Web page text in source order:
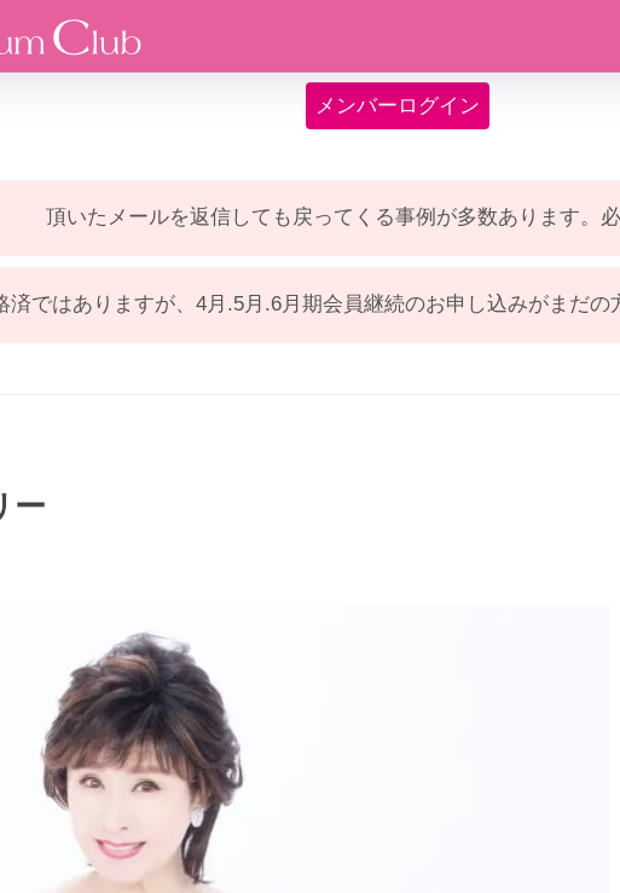
メンバーログイン
頂いたメールを返信しても戻ってくる事例が多数あります。
済ではありますが、4月.5月.6月期会員継続のお申し込みがまだの
ー